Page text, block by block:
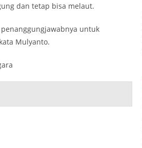
dan tetap bisa melaut.
untuk
Mulyanto.